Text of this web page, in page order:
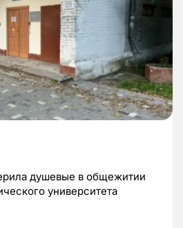
душевые в общежитии
университета